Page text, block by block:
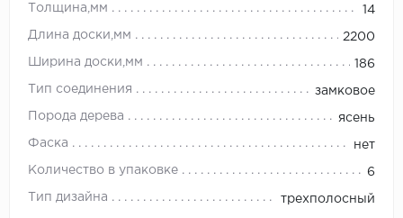
Толщина,мм 14
Длина доски,мм 2200
Ширина доски,мм 186
Тип соединения замковое
Порода дерева ясень
Фаска нет
Количество в упаковке 6
Тип дизайна трехполосный